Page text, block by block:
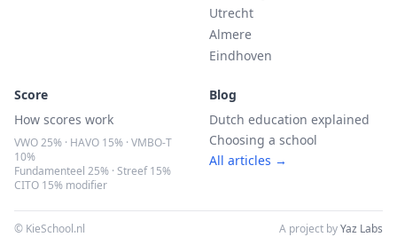
Utrecht
Almere
Eindhoven
Score
How scores work
VWO 25% · HAVO 15% · VMBO-T
10%
Fundamenteel 25% · Streef 15%
CITO 15% modifier
Blog
Dutch education explained
Choosing a school
All articles →
© KieSchool.nl A project byYaz Labs